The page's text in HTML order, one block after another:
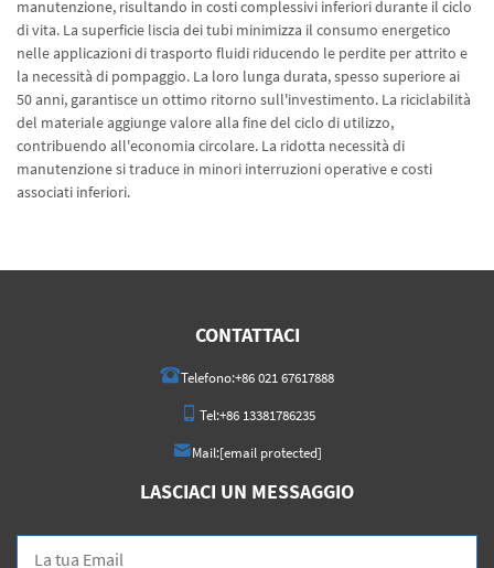
manutenzione, risultando in costi complessivi inferiori durante il ciclo
di vita. La superficie liscia dei tubi minimizza il consumo energetico
nelle applicazioni di trasporto fluidi riducendo le perdite per attrito e
la necessità di pompaggio. La loro lunga durata, spesso superiore ai
50 anni, garantisce un ottimo ritorno sull'investimento. La riciclabilità
del materiale aggiunge valore alla fine del ciclo di utilizzo,
contribuendo all'economia circolare. La ridotta necessità di
manutenzione si traduce in minori interruzioni operative e costi
associati inferiori.
CONTATTACI
Telefono:+86 021 67617888
Tel:+86 13381786235
Mail:[email protected]
LASCIACI UN MESSAGGIO